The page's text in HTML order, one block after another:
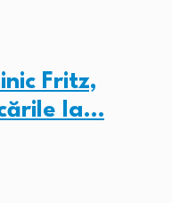
Fritz,
la…